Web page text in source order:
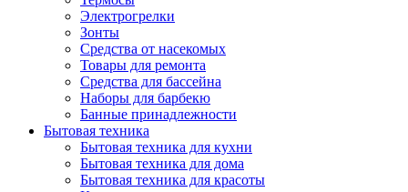
Электрогрелки
Зонты
Средства от насекомых
Товары для ремонта
Средства для бассейна
Наборы для барбекю
Банные принадлежности
Бытовая техника
Бытовая техника для кухни
Бытовая техника для дома
Бытовая техника для красоты